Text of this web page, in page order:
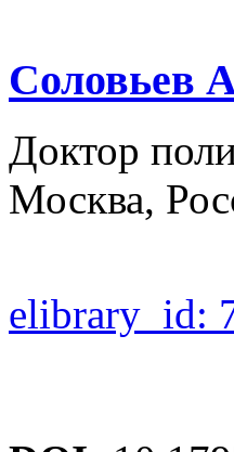
Соловьев
Доктор
Москва,
elibrary_id: